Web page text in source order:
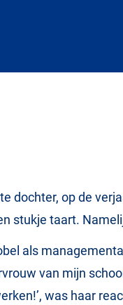
dochter, op de
stukje taart.
als
van mijn
was haar